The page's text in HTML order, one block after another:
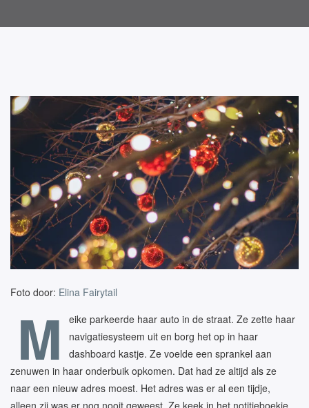
Foto door: Elina Fairytail
M
eike parkeerde haar auto in de straat. Ze zette haar
navigatiesysteem uit en borg het op in haar
dashboard kastje. Ze voelde een sprankel aan
zenuwen in haar onderbuik opkomen. Dat had ze altijd als ze
naar een nieuw adres moest. Het adres was er al een tijdje,
alleen zij was er nog nooit geweest. Ze keek in het notitieboekje